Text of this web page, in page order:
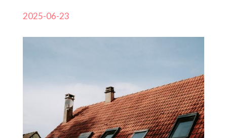
2025-06-23